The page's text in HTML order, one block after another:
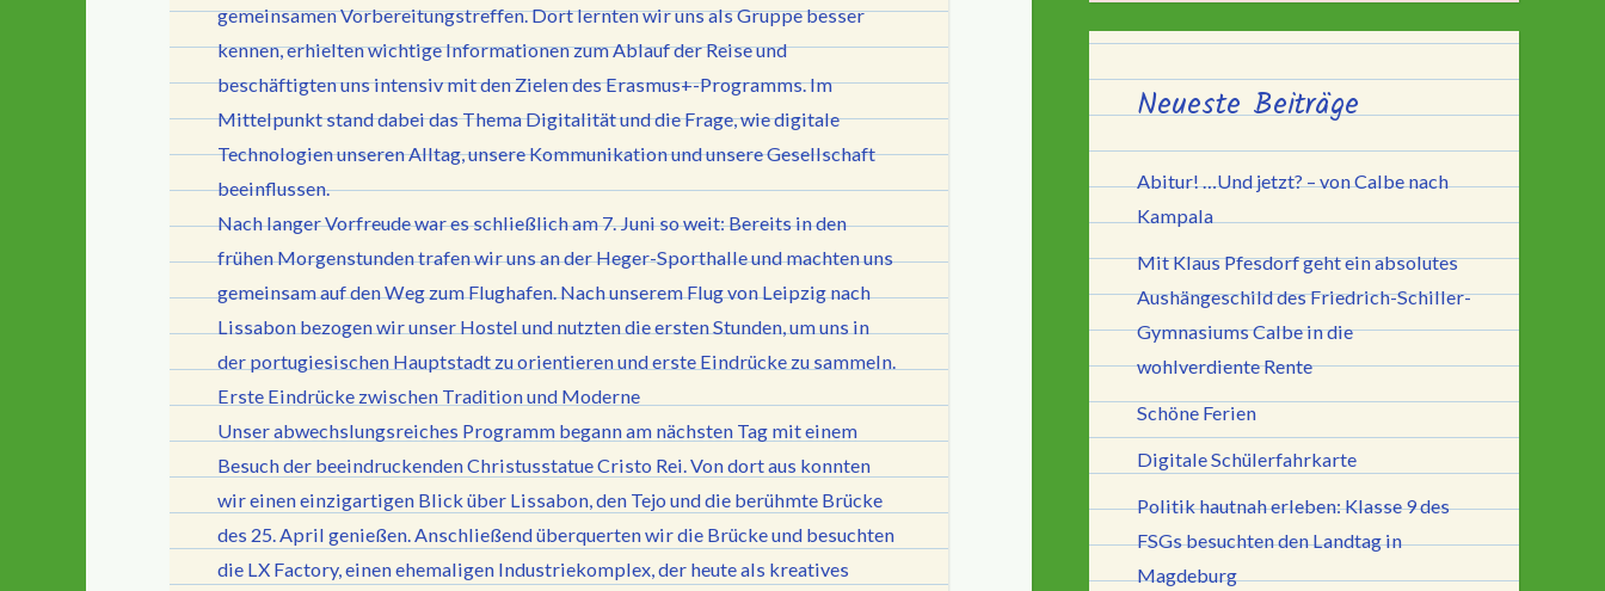
gemeinsamen Vorbereitungstreffen. Dort lernten wir uns als Gruppe besser
kennen, erhielten wichtige Informationen zum Ablauf der Reise und
beschäftigten uns intensiv mit den Zielen des Erasmus+-Programms. Im
Mittelpunkt stand dabei das Thema Digitalität und die Frage, wie digitale
Technologien unseren Alltag, unsere Kommunikation und unsere Gesellschaft
beeinflussen.
Nach langer Vorfreude war es schließlich am 7. Juni so weit: Bereits in den
frühen Morgenstunden trafen wir uns an der Heger-Sporthalle und machten uns
gemeinsam auf den Weg zum Flughafen. Nach unserem Flug von Leipzig nach
Lissabon bezogen wir unser Hostel und nutzten die ersten Stunden, um uns in
der portugiesischen Hauptstadt zu orientieren und erste Eindrücke zu sammeln.
Erste Eindrücke zwischen Tradition und Moderne
Unser abwechslungsreiches Programm begann am nächsten Tag mit einem
Besuch der beeindruckenden Christusstatue Cristo Rei. Von dort aus konnten
wir einen einzigartigen Blick über Lissabon, den Tejo und die berühmte Brücke
des 25. April genießen. Anschließend überquerten wir die Brücke und besuchten
die LX Factory, einen ehemaligen Industriekomplex, der heute als kreatives
Neueste Beiträge
Abitur! …Und jetzt? – von Calbe nach
Kampala
Mit Klaus Pfesdorf geht ein absolutes
Aushängeschild des Friedrich-Schiller-
Gymnasiums Calbe in die
wohlverdiente Rente
Schöne Ferien
Digitale Schülerfahrkarte
Politik hautnah erleben: Klasse 9 des
FSGs besuchten den Landtag in
Magdeburg